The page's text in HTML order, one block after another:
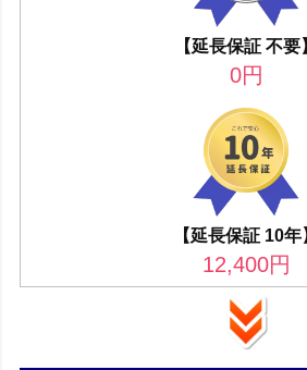
【延長保証 不要
0円
【延長保証 10年
12,400円